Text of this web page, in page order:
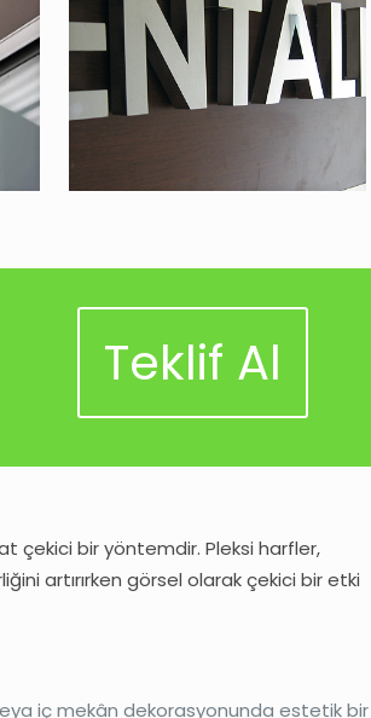
Teklif Al
çekici bir yöntemdir. Pleksi harfler,
artırırken görsel olarak çekici bir etki
iç mekân dekorasyonunda estetik bir